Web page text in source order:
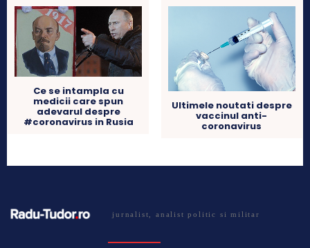
Ce se intampla cu
medicii care spun
adevarul despre
#coronavirus in Rusia
Ultimele noutati despre
vaccinul anti-
coronavirus
jurnalist, analist politic si militar